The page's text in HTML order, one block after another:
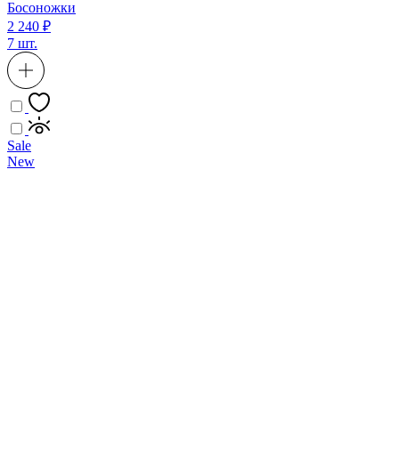
Босоножки
2 240 ₽
7 шт.
Sale
New